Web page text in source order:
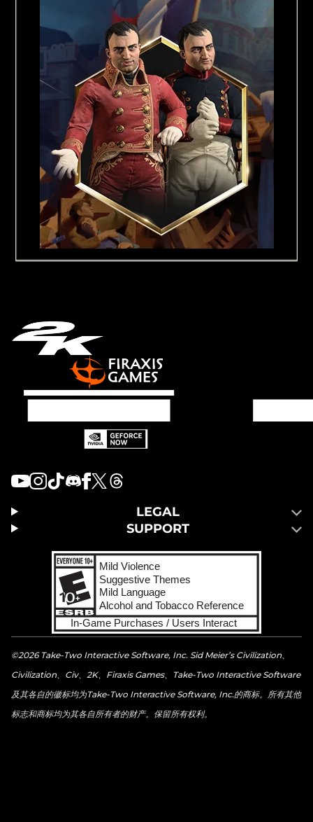
LEGAL
SUPPORT
©2026 Take-Two Interactive Software, Inc. Sid Meier’s Civilization、
Civilization、Civ、2K、Firaxis Games、Take-Two Interactive Software
及其各自的徽标均为Take-Two Interactive Software, Inc.的商标。所有其他
标志和商标均为其各自所有者的财产。保留所有权利。